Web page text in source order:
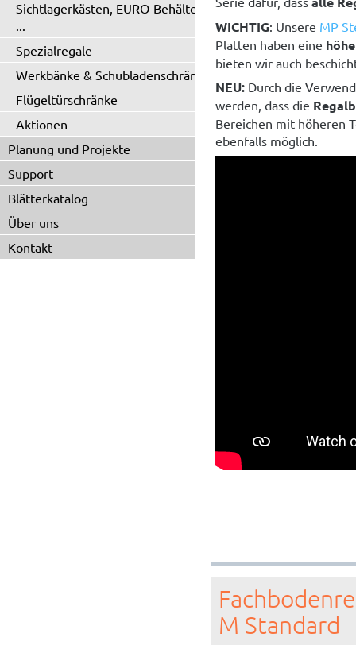
Sichtlagerkästen, EURO-Behälter
...
Spezialregale
Werkbänke & Schubladenschränke
Flügeltürschränke
Aktionen
Planung und Projekte
Support
Blätterkatalog
Über uns
Kontakt
WICHTIG: Unsere MP
Platten haben eine
bieten wir auch
NEU:Durch die
werden, dass die
Bereichen mit höheren
ebenfalls möglich.
M Standard